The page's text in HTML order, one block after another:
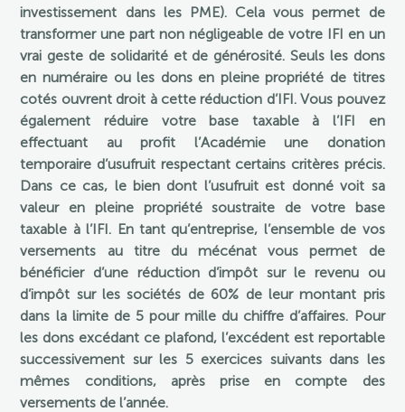
investissement dans les PME). Cela vous permet de
transformer une part non négligeable de votre IFI en un
vrai geste de solidarité et de générosité. Seuls les dons
en numéraire ou les dons en pleine propriété de titres
cotés ouvrent droit à cette réduction d’IFI. Vous pouvez
également réduire votre base taxable à l’IFI en
effectuant au profit l’Académie une donation
temporaire d’usufruit respectant certains critères précis.
Dans ce cas, le bien dont l’usufruit est donné voit sa
valeur en pleine propriété soustraite de votre base
taxable à l’IFI. En tant qu’entreprise, l’ensemble de vos
versements au titre du mécénat vous permet de
bénéficier d’une réduction d’impôt sur le revenu ou
d’impôt sur les sociétés de 60% de leur montant pris
dans la limite de 5 pour mille du chiffre d’affaires. Pour
les dons excédant ce plafond, l’excédent est reportable
successivement sur les 5 exercices suivants dans les
mêmes conditions, après prise en compte des
versements de l’année.